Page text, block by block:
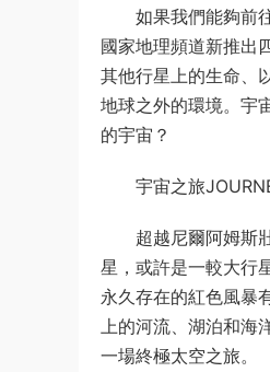
如果我們能夠前往
國家地理頻道新推出
其他行星上的生命、
地球之外的環境。宇
的宇宙？
宇宙之旅
超越尼爾阿姆斯壯
星，或許是一較大行
永久存在的紅色風暴
上的河流、湖泊和海
一場終極太空之旅。